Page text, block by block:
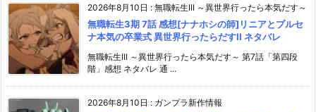
2026年8月10日 : 無職転生III ～異世界行ったら本気だす～
無職転生3期 7話 感想[ナナホシの師]リニアとプルセ
ナ本気の卒業式 異世界行ったらだすII ネタバレ
無職転生III ～異世界行ったら本気だす～ 第7話「第四段
階」感想 ネタバレ 通 ...
2026年8月10日 : ガンプラ新作情報